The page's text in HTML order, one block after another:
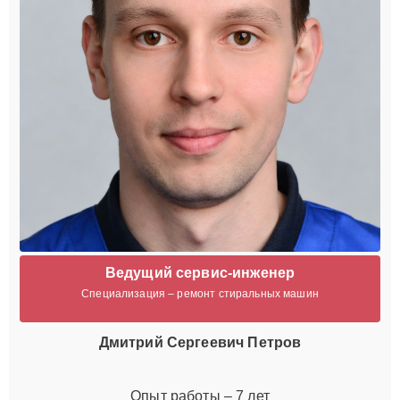
Ведущий сервис-инженер
Специализация – ремонт стиральных машин
Дмитрий Сергеевич Петров
Опыт работы – 7 лет